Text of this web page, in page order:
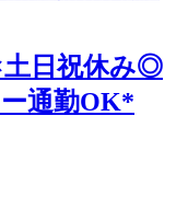
土日祝休み◎
通勤OK*